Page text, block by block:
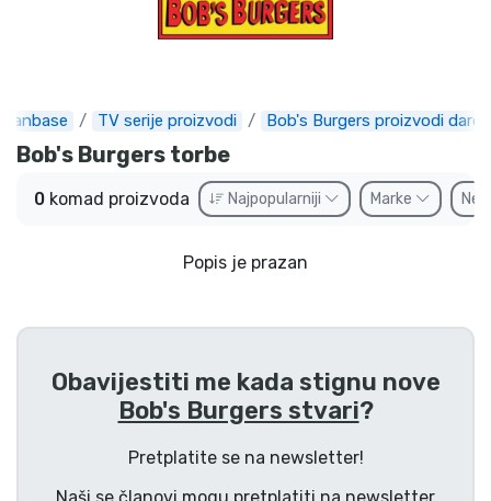
Fanbase TV serije proizvodi Bob's Burgers proizvodi
Bob's Burgers torbe
0 komad proizvoda Najpopularniji Marke Ne
Popis je prazan
Obavijestiti me kada stignu nove
Bob's Burgers stvari?
Pretplatite se na newsletter!
Najnovije proizvodi
Ekspresna dostava
Prednarudžbe
Outlet proizvodi
Dostava i plaćanje
TV serija proizvodi
Film proizvodi
Crtani proizvodi